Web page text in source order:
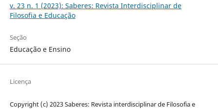
v. 23 n. 1 (2023): Saberes: Revista Interdisciplinar de
Filosofia e Educação
Seção
Educação e Ensino
Licença
Copyright (c) 2023 Saberes: Revista interdisciplinar de Filosofia e